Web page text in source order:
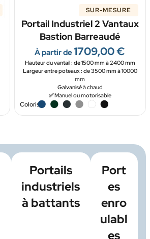
SUR-MESURE
Portail Industriel 2 Vantaux
Bastion Barreaudé
À partir de1709,00€
Hauteur du vantail : de 1500 mm à 2400 mm
Largeur entre poteaux : de 3500 mm à 10000
mm
Galvanisé à chaud
✅ Manuel ou motorisable
Coloris
Portails
industriels
à battants
Port
es
enro
ulabl
es